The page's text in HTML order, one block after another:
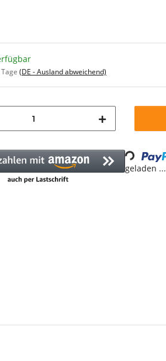
(DE - Ausland abweichend)
Loading...
geladen ...